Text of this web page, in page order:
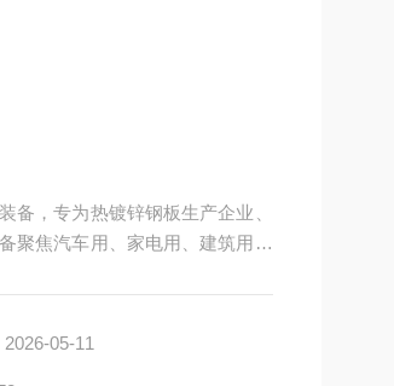
备，专为热镀锌钢板生产企业、
聚焦汽车用、家电用、建筑用热
05-11